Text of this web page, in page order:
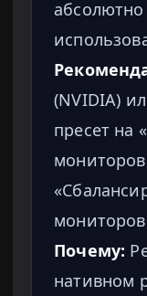
(NVIDIA)
пресет на
Почему:
нативном